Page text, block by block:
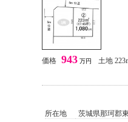
価格 943 万円 土地
所在地
茨城県那珂郡